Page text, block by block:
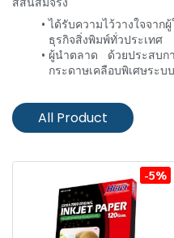
ได้รับความไว้วางใจจา
ธุรกิจสิ่งพิมพ์ทั่วประเทศ
ผู้นำตลาด ด้วยประสบ
กระดาษเคลือบพิเศษระบ
All Product
-5%